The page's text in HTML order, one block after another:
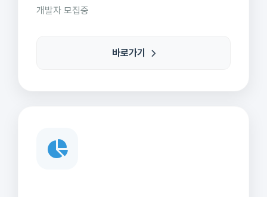
개발자 모집중
바로가기